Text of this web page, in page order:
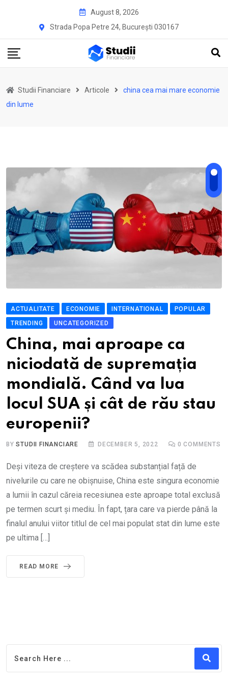
August 8, 2026
Strada Popa Petre 24, București 030167
Studii Financiare Articole
china cea mai mare economie
din lume
ACTUALITATE ECONOMIE INTERNATIONAL
POPULAR
TRENDING
UNCATEGORIZED
China, mai aproape ca
niciodată de supremația
mondială. Când va lua
locul SUA și cât de rău stau
europenii?
BYSTUDII FINANCIARE DECEMBER 5, 2022 0 COMMENTS
Deși viteza de creștere va scădea substanțial față de
nivelurile cu care ne obișnuise, China este singura economie
a lumii în cazul căreia recesiunea este aproape total exclusă
pe termen scurt și mediu. În fapt, țara care va pierde până la
finalul anului viitor titlul de cel mai populat stat din lume este
pe ultima […]
READ MORE